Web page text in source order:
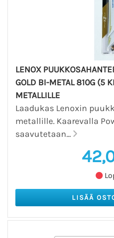
LENOX
GOLD BI-METAL 810G (5
METALLILLE
Laadukas Lenoxin
metallille. Kaarevalla
saavutetaan...